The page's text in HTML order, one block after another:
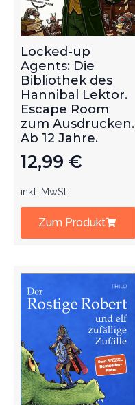
Locked-up
Agents: Die
Bibliothek des
Hannibal Lektor.
Escape Room
zum Ausdrucken.
Ab 12 Jahre.
12,99 €
inkl. MwSt.
Zum Produkt